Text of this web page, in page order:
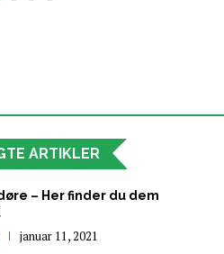
ARTIKLER
– Her finder du dem
januar 11, 2021